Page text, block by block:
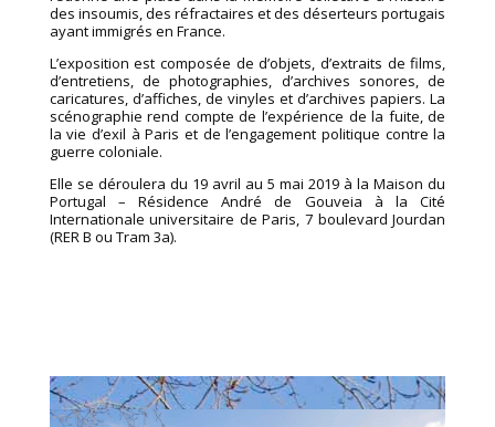
des insoumis, des réfractaires et des déserteurs portugais
ayant immigrés en France.
L’exposition est composée de d’objets, d’extraits de films,
d’entretiens, de photographies, d’archives sonores, de
caricatures, d’affiches, de vinyles et d’archives papiers. La
scénographie rend compte de l’expérience de la fuite, de
la vie d’exil à Paris et de l’engagement politique contre la
guerre coloniale.
Elle se déroulera du 19 avril au 5 mai 2019 à la Maison du
Portugal – Résidence André de Gouveia à la Cité
Internationale universitaire de Paris, 7 boulevard Jourdan
(RER B ou Tram 3a).